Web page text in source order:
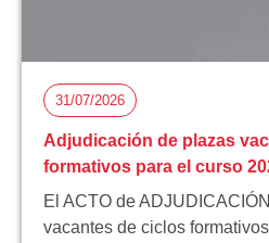
31/07/2026
Adjudicación de plazas
formativos para el curso
El ACTO de
vacantes de ciclos